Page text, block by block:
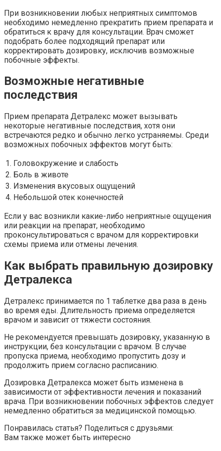
При возникновении любых неприятных симптомов
необходимо немедленно прекратить прием препарата и
обратиться к врачу для консультации. Врач сможет
подобрать более подходящий препарат или
корректировать дозировку, исключив возможные
побочные эффекты.
Возможные негативные
последствия
Прием препарата Детралекс может вызывать
некоторые негативные последствия, хотя они
встречаются редко и обычно легко устраняемы. Среди
возможных побочных эффектов могут быть:
1. Головокружение и слабость
2. Боль в животе
3. Изменения вкусовых ощущений
4. Небольшой отек конечностей
Если у вас возникли какие-либо неприятные ощущения
или реакции на препарат, необходимо
проконсультироваться с врачом для корректировки
схемы приема или отмены лечения.
Как выбрать правильную дозировку
Детралекса
Детралекс принимается по 1 таблетке два раза в день
во время еды. Длительность приема определяется
врачом и зависит от тяжести состояния.
Не рекомендуется превышать дозировку, указанную в
инструкции, без консультации с врачом. В случае
пропуска приема, необходимо пропустить дозу и
продолжить прием согласно расписанию.
Дозировка Детралекса может быть изменена в
зависимости от эффективности лечения и показаний
врача. При возникновении побочных эффектов следует
немедленно обратиться за медицинской помощью.
Понравилась статья? Поделиться с друзьями:
Вам также может быть интересно